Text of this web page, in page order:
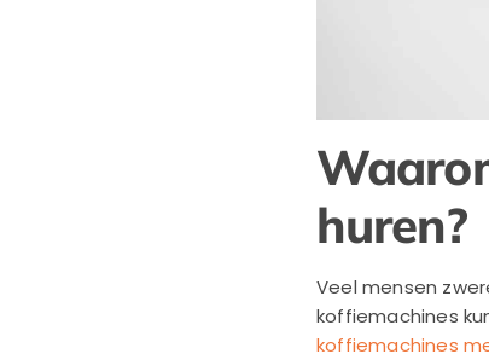
huren?
Veel mensen
koffiemachines
koffiemachines